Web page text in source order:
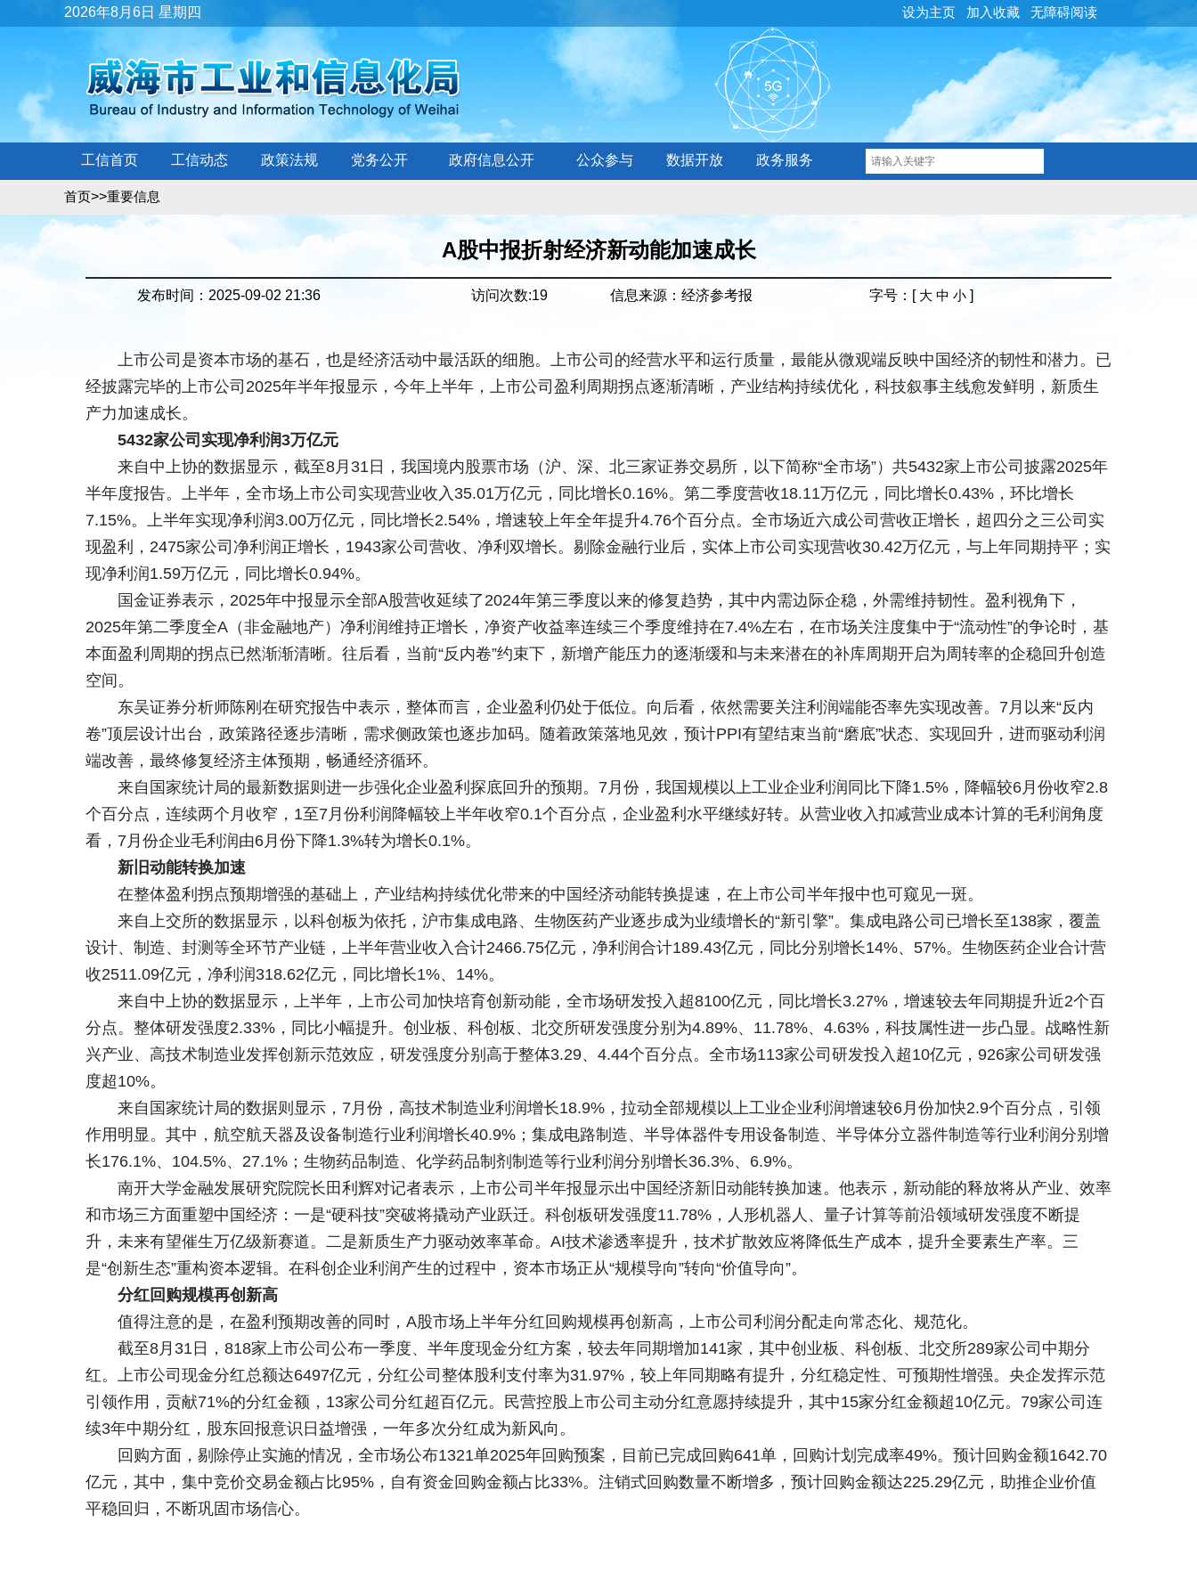
2026年8月6日 星期四 设为主页 加入收藏 无障碍阅读
工信首页 工信动态 政策法规 党务公开 政府信息公开 公众参与 数据开放 政务服务
首页>>重要信息
A股中报折射经济新动能加速成长
发布时间：2025-09-02 21:36 访问次数:19 信息来源： 经济参考报 字号 ：[ 大 中 小 ]
上市公司是资本市场的基石，也是经济活动中最活跃的细胞。上市公司的经营水平和运行质量，最能从微观端反映中国经济的韧性和潜力。已
经披露完毕的上市公司2025年半年报显示，今年上半年，上市公司盈利周期拐点逐渐清晰，产业结构持续优化，科技叙事主线愈发鲜明，新质生
产力加速成长。
5432家公司实现净利润3万亿元
来自中上协的数据显示，截至8月31日，我国境内股票市场（沪、深、北三家证券交易所，以下简称“全市场”）共5432家上市公司披露2025年
半年度报告。上半年，全市场上市公司实现营业收入35.01万亿元，同比增长0.16%。第二季度营收18.11万亿元，同比增长0.43%，环比增长
7.15%。上半年实现净利润3.00万亿元，同比增长2.54%，增速较上年全年提升4.76个百分点。全市场近六成公司营收正增长，超四分之三公司实
现盈利，2475家公司净利润正增长，1943家公司营收、净利双增长。剔除金融行业后，实体上市公司实现营收30.42万亿元，与上年同期持平；实
现净利润1.59万亿元，同比增长0.94%。
国金证券表示，2025年中报显示全部A股营收延续了2024年第三季度以来的修复趋势，其中内需边际企稳，外需维持韧性。盈利视角下，
2025年第二季度全A（非金融地产）净利润维持正增长，净资产收益率连续三个季度维持在7.4%左右，在市场关注度集中于“流动性”的争论时，基
本面盈利周期的拐点已然渐渐清晰。往后看，当前“反内卷”约束下，新增产能压力的逐渐缓和与未来潜在的补库周期开启为周转率的企稳回升创造
空间。
东吴证券分析师陈刚在研究报告中表示，整体而言，企业盈利仍处于低位。向后看，依然需要关注利润端能否率先实现改善。7月以来“反内
卷”顶层设计出台，政策路径逐步清晰，需求侧政策也逐步加码。随着政策落地见效，预计PPI有望结束当前“磨底”状态、实现回升，进而驱动利润
端改善，最终修复经济主体预期，畅通经济循环。
来自国家统计局的最新数据则进一步强化企业盈利探底回升的预期。7月份，我国规模以上工业企业利润同比下降1.5%，降幅较6月份收窄2.8
个百分点，连续两个月收窄，1至7月份利润降幅较上半年收窄0.1个百分点，企业盈利水平继续好转。从营业收入扣减营业成本计算的毛利润角度
看，7月份企业毛利润由6月份下降1.3%转为增长0.1%。
新旧动能转换加速
在整体盈利拐点预期增强的基础上，产业结构持续优化带来的中国经济动能转换提速，在上市公司半年报中也可窥见一斑。
来自上交所的数据显示，以科创板为依托，沪市集成电路、生物医药产业逐步成为业绩增长的“新引擎”。集成电路公司已增长至138家，覆盖
设计、制造、封测等全环节产业链，上半年营业收入合计2466.75亿元，净利润合计189.43亿元，同比分别增长14%、57%。生物医药企业合计营
收2511.09亿元，净利润318.62亿元，同比增长1%、14%。
来自中上协的数据显示，上半年，上市公司加快培育创新动能，全市场研发投入超8100亿元，同比增长3.27%，增速较去年同期提升近2个百
分点。整体研发强度2.33%，同比小幅提升。创业板、科创板、北交所研发强度分别为4.89%、11.78%、4.63%，科技属性进一步凸显。战略性新
兴产业、高技术制造业发挥创新示范效应，研发强度分别高于整体3.29、4.44个百分点。全市场113家公司研发投入超10亿元，926家公司研发强
度超10%。
来自国家统计局的数据则显示，7月份，高技术制造业利润增长18.9%，拉动全部规模以上工业企业利润增速较6月份加快2.9个百分点，引领
作用明显。其中，航空航天器及设备制造行业利润增长40.9%；集成电路制造、半导体器件专用设备制造、半导体分立器件制造等行业利润分别增
长176.1%、104.5%、27.1%；生物药品制造、化学药品制剂制造等行业利润分别增长36.3%、6.9%。
南开大学金融发展研究院院长田利辉对记者表示，上市公司半年报显示出中国经济新旧动能转换加速。他表示，新动能的释放将从产业、效率
和市场三方面重塑中国经济：一是“硬科技”突破将撬动产业跃迁。科创板研发强度11.78%，人形机器人、量子计算等前沿领域研发强度不断提
升，未来有望催生万亿级新赛道。二是新质生产力驱动效率革命。AI技术渗透率提升，技术扩散效应将降低生产成本，提升全要素生产率。三
是“创新生态”重构资本逻辑。在科创企业利润产生的过程中，资本市场正从“规模导向”转向“价值导向”。
分红回购规模再创新高
值得注意的是，在盈利预期改善的同时，A股市场上半年分红回购规模再创新高，上市公司利润分配走向常态化、规范化。
截至8月31日，818家上市公司公布一季度、半年度现金分红方案，较去年同期增加141家，其中创业板、科创板、北交所289家公司中期分
红。上市公司现金分红总额达6497亿元，分红公司整体股利支付率为31.97%，较上年同期略有提升，分红稳定性、可预期性增强。央企发挥示范
引领作用，贡献71%的分红金额，13家公司分红超百亿元。民营控股上市公司主动分红意愿持续提升，其中15家分红金额超10亿元。79家公司连
续3年中期分红，股东回报意识日益增强，一年多次分红成为新风向。
回购方面，剔除停止实施的情况，全市场公布1321单2025年回购预案，目前已完成回购641单，回购计划完成率49%。预计回购金额1642.70
亿元，其中，集中竞价交易金额占比95%，自有资金回购金额占比33%。注销式回购数量不断增多，预计回购金额达225.29亿元，助推企业价值
平稳回归，不断巩固市场信心。